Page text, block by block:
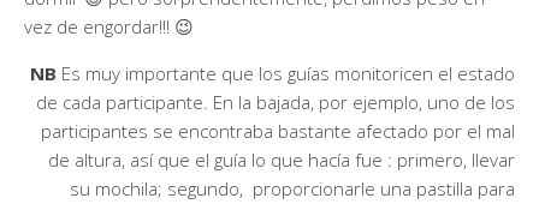
vez de engordar!!! 😉
NB Es muy importante que los guías monitoricen el estado
de cada participante. En la bajada, por ejemplo, uno de los
participantes se encontraba bastante afectado por el mal
de altura, así que el guía lo que hacía fue : primero, llevar
su mochila; segundo, proporcionarle una pastilla para